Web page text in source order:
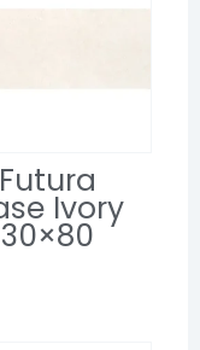
Futura
Ivory
30×80